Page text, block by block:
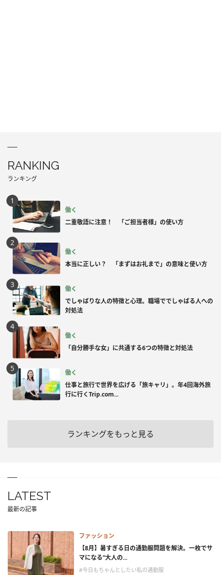
RANKING
ランキング
働く
二重敬語に注意！ 「ご担当者様」の使い方
働く
本当に正しい？ 「まずはお礼まで」の意味と使い方
働く
でしゃばりな人の特徴と心理。職場ででしゃばる人への
対処法
働く
「自分勝手な女」に共通する6つの特徴と対処法
働く
仕事と旅行で世界を広げる「旅キャリ」。年4回海外旅
行に行くTrip.com...
ランキングをもっと見る
LATEST
最新の記事
ファッション
【8月】暑すぎる日の通勤服問題を解決。一枚でサ
マになる“大人の...
#今日もちゃんとしたい私の通勤服